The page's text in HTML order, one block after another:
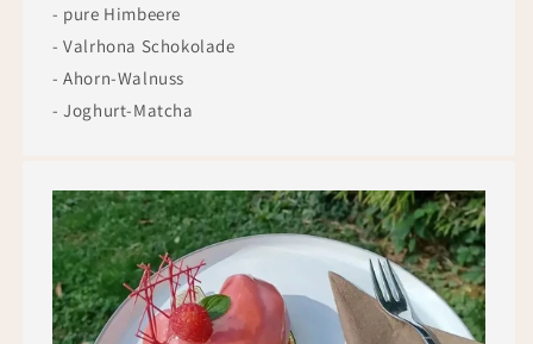
- pure Himbeere
- Valrhona Schokolade
- Ahorn-Walnuss
- Joghurt-Matcha